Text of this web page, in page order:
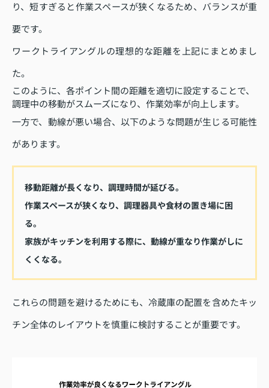
り、短すぎると作業スペースが狭くなるため、バランスが重
要です。
ワークトライアングルの理想的な距離を上記にまとめまし
た。
このように、各ポイント間の距離を適切に設定することで、
調理中の移動がスムーズになり、作業効率が向上します。
一方で、動線が悪い場合、以下のような問題が生じる可能性
があります。
移動距離が長くなり、調理時間が延びる。
作業スペースが狭くなり、調理器具や食材の置き場に困
る。
家族がキッチンを利用する際に、動線が重なり作業がしに
くくなる。
これらの問題を避けるためにも、冷蔵庫の配置を含めたキッ
チン全体のレイアウトを慎重に検討することが重要です。